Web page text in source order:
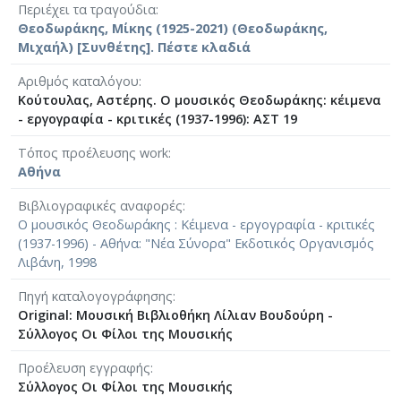
Περιέχει τα τραγούδια
Θεοδωράκης, Μίκης (1925-2021) (Θεοδωράκης,
Μιχαήλ) [Συνθέτης]. Πέστε κλαδιά
Αριθμός καταλόγου
Κούτουλας, Αστέρης. Ο μουσικός Θεοδωράκης: κέιμενα
- εργογραφία - κριτικές (1937-1996): ΑΣΤ 19
Τόπος προέλευσης work
Αθήνα
Βιβλιογραφικές αναφορές
Ο μουσικός Θεοδωράκης : Κέιμενα - εργογραφία - κριτικές
(1937-1996) - Αθήνα: "Νέα Σύνορα" Εκδοτικός Οργανισμός
Λιβάνη, 1998
Πηγή καταλογογράφησης
Original: Μουσική Βιβλιοθήκη Λίλιαν Βουδούρη -
Σύλλογος Οι Φίλοι της Μουσικής
Προέλευση εγγραφής
Σύλλογος Οι Φίλοι της Μουσικής